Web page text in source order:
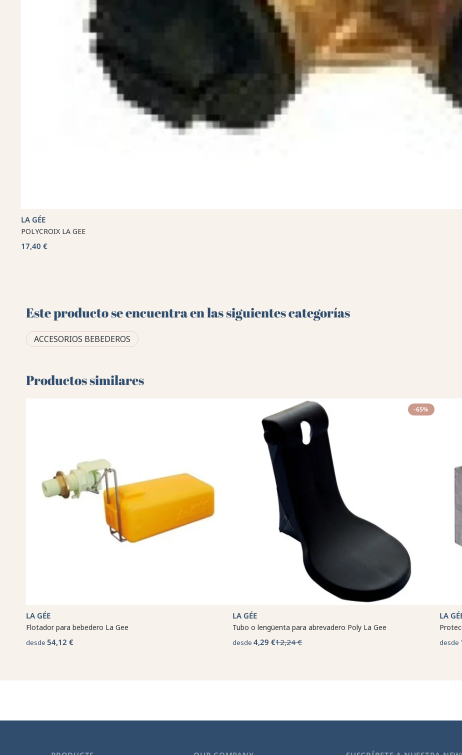
LA GÉE
POLYCROIX LA GEE
17,40 €
Este producto se encuentra en las siguientes categorías
ACCESORIOS BEBEDEROS
Productos similares
LA GÉE
Flotador para bebedero La Gee
desde54,12 €
-65%
LA GÉE
Tubo o lengüenta para abrevadero Poly La Gee
desde4,29 €12,24 €
LA
desde